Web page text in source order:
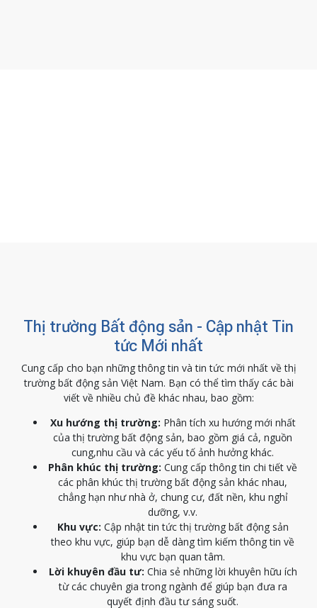
Thị trường Bất động sản - Cập nhật Tin
tức Mới nhất
Cung cấp cho bạn những thông tin và tin tức mới nhất về thị
trường bất động sản Việt Nam. Bạn có thể tìm thấy các bài
viết về nhiều chủ đề khác nhau, bao gồm:
Xu hướng thị trường: Phân tích xu hướng mới nhất
của thị trường bất động sản, bao gồm giá cả, nguồn
cung,nhu cầu và các yếu tố ảnh hưởng khác.
Phân khúc thị trường: Cung cấp thông tin chi tiết về
các phân khúc thị trường bất động sản khác nhau,
chẳng hạn như nhà ở, chung cư, đất nền, khu nghỉ
dưỡng, v.v.
Khu vực: Cập nhật tin tức thị trường bất động sản
theo khu vực, giúp bạn dễ dàng tìm kiếm thông tin về
khu vực bạn quan tâm.
Lời khuyên đầu tư: Chia sẻ những lời khuyên hữu ích
từ các chuyên gia trong ngành để giúp bạn đưa ra
quyết định đầu tư sáng suốt.